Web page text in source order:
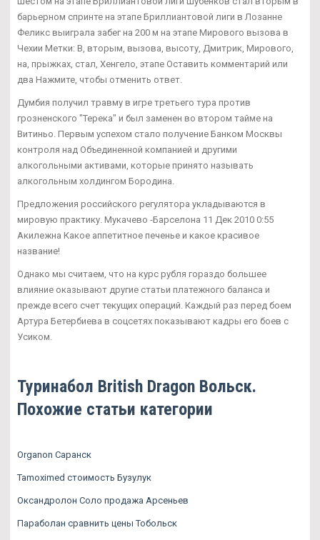
барьерном спринте на этапе Бриллиантовой лиги в Лозанне
Феликс выиграла забег на 200 м на этапе Мирового вызова в
Чехии Метки: В, вторым, вызова, высоту, Дмитрик, Мирового,
на, прыжках, стал, Хенгело, этапе Оставить комментарий или
два Нажмите, чтобы отменить ответ.
Думбия получил травму в игре третьего тура против
грозненского "Терека" и был заменен во втором тайме на
Витиньо. Первым успехом стало получение Банком Москвы
контроля над Объединенной компанией и другими
алкогольными активами, которые принято называть
алкогольным холдингом Бородина.
Предложения российского регулятора укладываются в
мировую практику. Мукачево -Барселона 11 Дек 2010 0:55
Акилежна Какое аппетитное печенье и какое красивое
название!
Однако мы считаем, что на курс рубля гораздо большее
влияние оказывают другие статьи платежного баланса и
прежде всего счет текущих операций. Каждый раз перед боем
Артура Бетербиева в соцсетях показывают кадры его боев с
Усиком.
Туринабол British Dragon Вольск.
Похожие статьи категории
Organon Саранск
Tamoximed стоимость Бузулук
Оксандролон Соло продажа Арсеньев
Параболан сравнить цены Тобольск